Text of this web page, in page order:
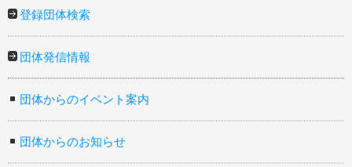
登録団体検索
団体発信情報
団体からのイベント案内
団体からのお知らせ